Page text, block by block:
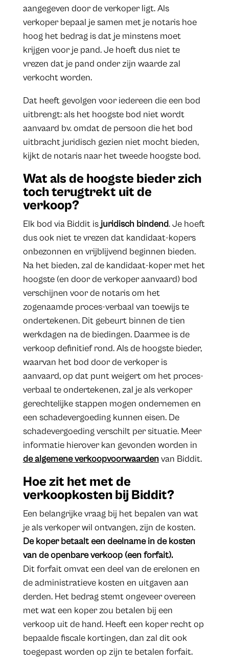
aangegeven door de verkoper ligt. Als
verkoper bepaal je samen met je notaris hoe
hoog het bedrag is dat je minstens moet
krijgen voor je pand. Je hoeft dus niet te
vrezen dat je pand onder zijn waarde zal
verkocht worden.
Dat heeft gevolgen voor iedereen die een bod
uitbrengt: als het hoogste bod niet wordt
aanvaard bv. omdat de persoon die het bod
uitbracht juridisch gezien niet mocht bieden,
kijkt de notaris naar het tweede hoogste bod.
Wat als de hoogste bieder zich
toch terugtrekt uit de
verkoop?
Elk bod via Biddit isjuridisch bindend. Je hoeft
dus ook niet te vrezen dat kandidaat-kopers
onbezonnen en vrijblijvend beginnen bieden.
Na het bieden, zal de kandidaat-koper met het
hoogste (en door de verkoper aanvaard) bod
verschijnen voor de notaris om het
zogenaamde proces-verbaal van toewijs te
ondertekenen. Dit gebeurt binnen de tien
werkdagen na de biedingen. Daarmee is de
verkoop definitief rond. Als de hoogste bieder,
waarvan het bod door de verkoper is
aanvaard, op dat punt weigert om het proces-
verbaal te ondertekenen, zal je als verkoper
gerechtelijke stappen mogen ondernemen en
een schadevergoeding kunnen eisen. De
schadevergoeding verschilt per situatie. Meer
informatie hierover kan gevonden worden in
de algemene verkoopvoorwaarden van Biddit.
Hoe zit het met de
verkoopkosten bij Biddit?
Een belangrijke vraag bij het bepalen van wat
je als verkoper wil ontvangen, zijn de kosten.
De koper betaalt een deelname in de kosten
van de openbare verkoop (een forfait).
Dit forfait omvat een deel van de erelonen en
de administratieve kosten en uitgaven aan
derden. Het bedrag stemt ongeveer overeen
met wat een koper zou betalen bij een
verkoop uit de hand. Heeft een koper recht op
bepaalde fiscale kortingen, dan zal dit ook
toegepast worden op zijn te betalen forfait.